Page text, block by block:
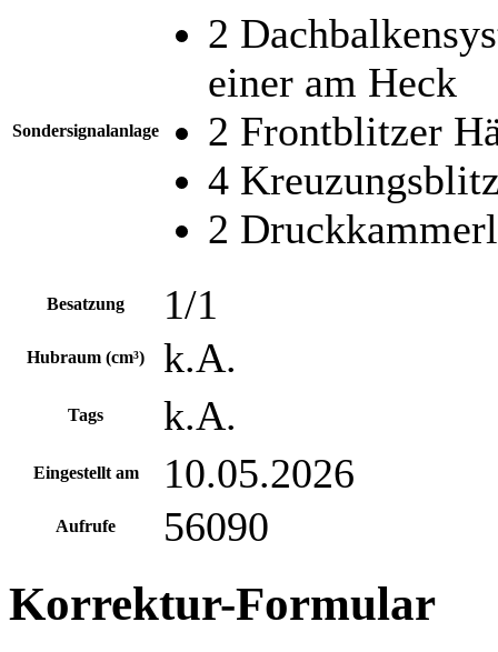
Sondersignalanlage
2
einer am Heck
2 Frontblitzer
4
2
Besatzung 1/1
Hubraum (cm³) k.A.
Tags k.A.
Eingestellt am 10.05.2026
Aufrufe 56090
Korrektur-Formular